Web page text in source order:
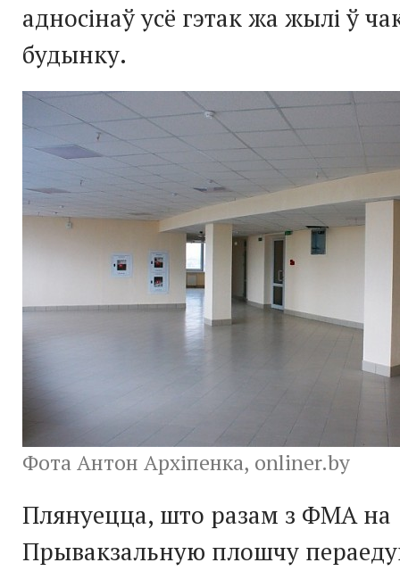
адносінаў усё гэтак жа жылі ў
будынку.
Фота Антон Архіпенка, onliner.by
Плянуецца, што разам з ФМА на
Прывакзальную плошчу